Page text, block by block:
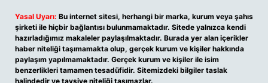
Yasal Uyarı: Bu internet sitesi, herhangi bir marka, kurum veya şahıs
şirketi ile hiçbir bağlantısı bulunmamaktadır. Sitede yalnızca kendi
hazırladığımız makaleler paylaşılmaktadır. Burada yer alan içerikler
haber niteliği taşımamakta olup, gerçek kurum ve kişiler hakkında
paylaşım yapılmamaktadır. Gerçek kurum ve kişiler ile isim
benzerlikleri tamamen tesadüfidir. Sitemizdeki bilgiler taslak
halindedir ve tavsiye niteliği taşımazlar.